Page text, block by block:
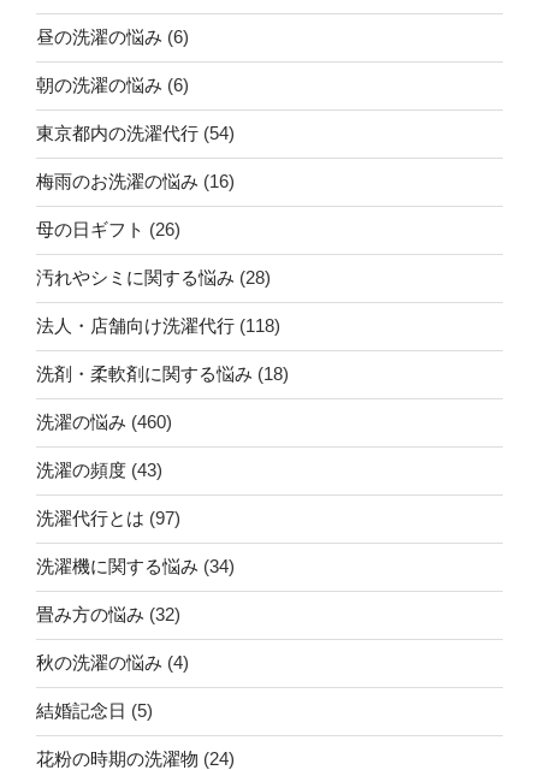
昼の洗濯の悩み (6)
朝の洗濯の悩み (6)
東京都内の洗濯代行 (54)
梅雨のお洗濯の悩み (16)
母の日ギフト (26)
汚れやシミに関する悩み (28)
法人・店舗向け洗濯代行 (118)
洗剤・柔軟剤に関する悩み (18)
洗濯の悩み (460)
洗濯の頻度 (43)
洗濯代行とは (97)
洗濯機に関する悩み (34)
畳み方の悩み (32)
秋の洗濯の悩み (4)
結婚記念日 (5)
花粉の時期の洗濯物 (24)